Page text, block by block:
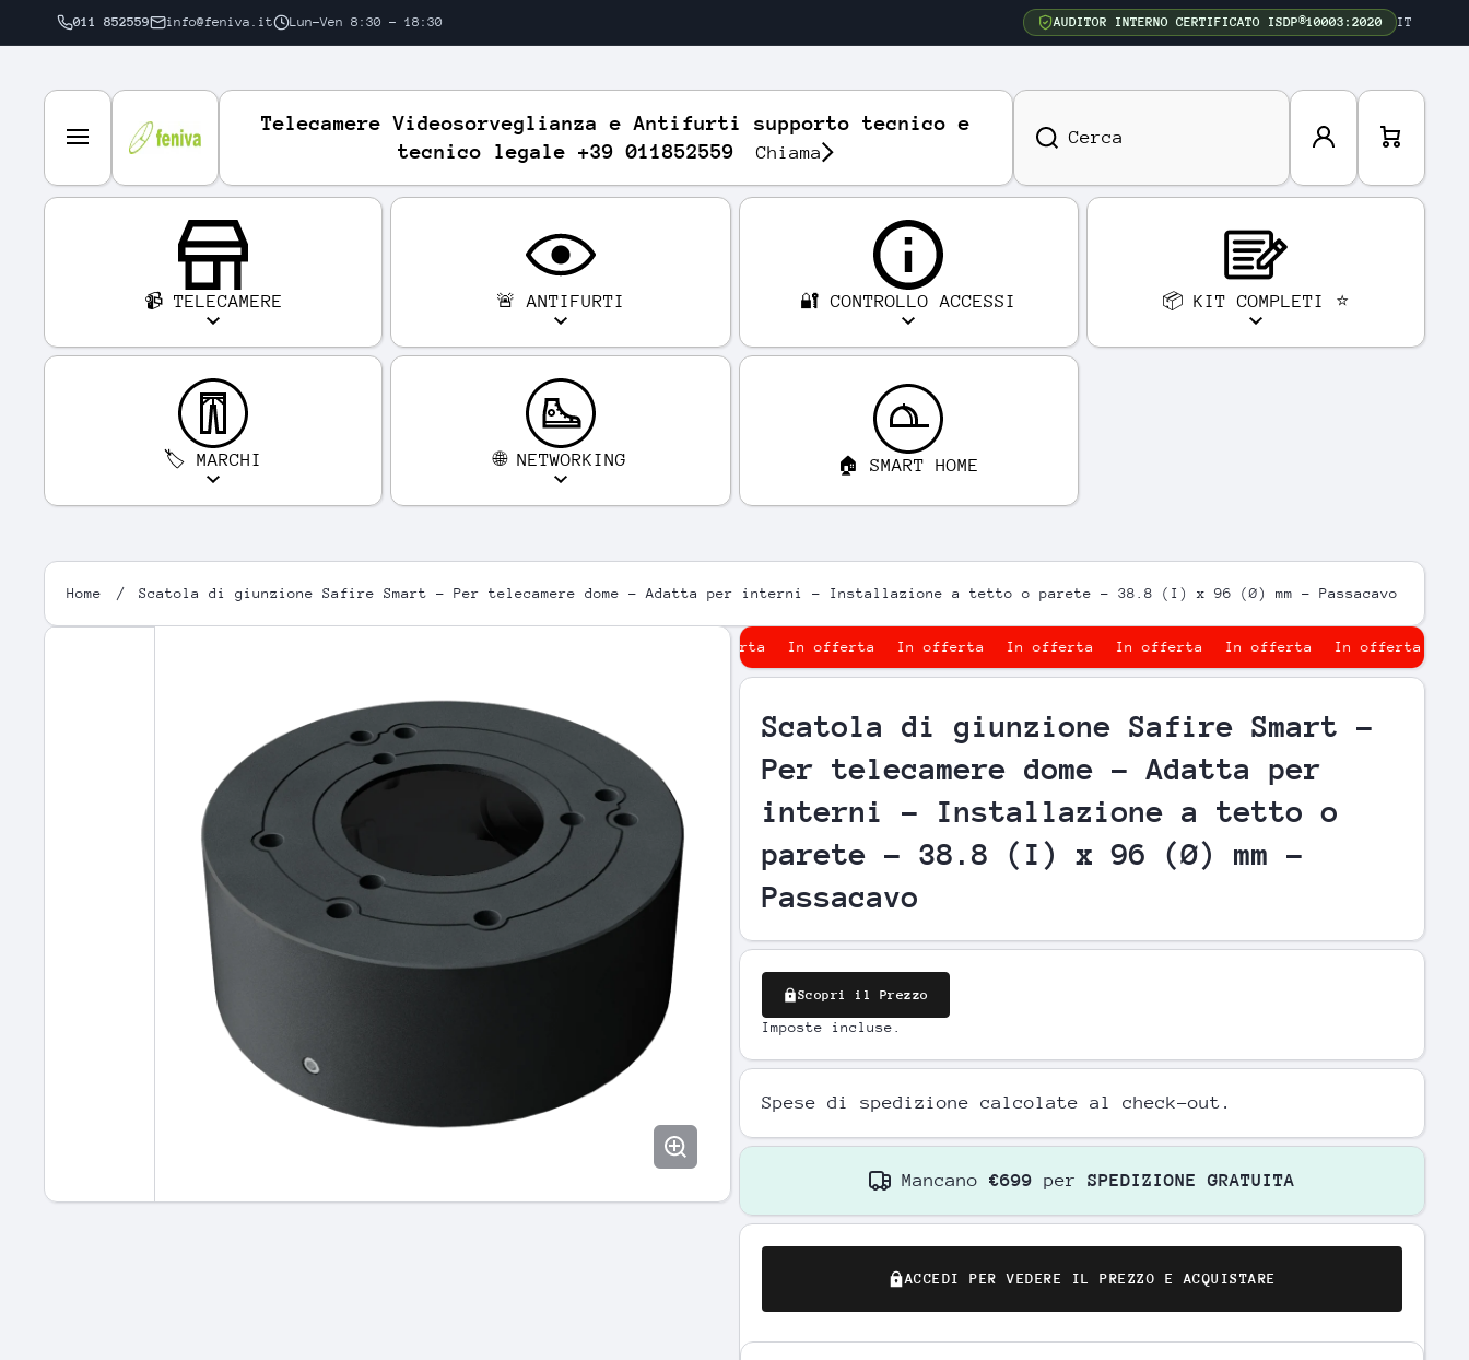
VAI DIRETTAMENTE AI CONTENUTI
011 852559 info@feniva.it Lun-Ven 8:30 - 18:30 AUDITOR INTERNO CERTIFICATO ISDP®10003:2020 IT
Telecamere Videosorveglianza e Antifurti supporto tecnico e
tecnico legale +39 011852559
Chiama
Cerca
Acced
Carre
llo
📹 TELECAMERE 🚨 ANTIFURTI 🔐 CONTROLLO ACCESSI 📦 KIT COMPLETI ⭐
🏷️ MARCHI 🌐 NETWORKING 🏠 SMART HOME
Home Scatola di giunzione Safire Smart - Per telecamere dome - Adatta per interni - Installazione a tetto o parete - 38.8 (I) x 96 (Ø) mm - Passacavo
In offerta In offerta In offerta In offerta In offerta In offerta In
Scatola di giunzione Safire Smart -
Per telecamere dome - Adatta per
interni - Installazione a tetto o
parete - 38.8 (I) x 96 (Ø) mm -
Passacavo
Scopri il Prezzo
Imposte incluse.
Spese di spedizione calcolate al check-out.
Mancano €699 per SPEDIZIONE GRATUITA
ACCEDI PER VEDERE IL PREZZO E ACQUISTARE